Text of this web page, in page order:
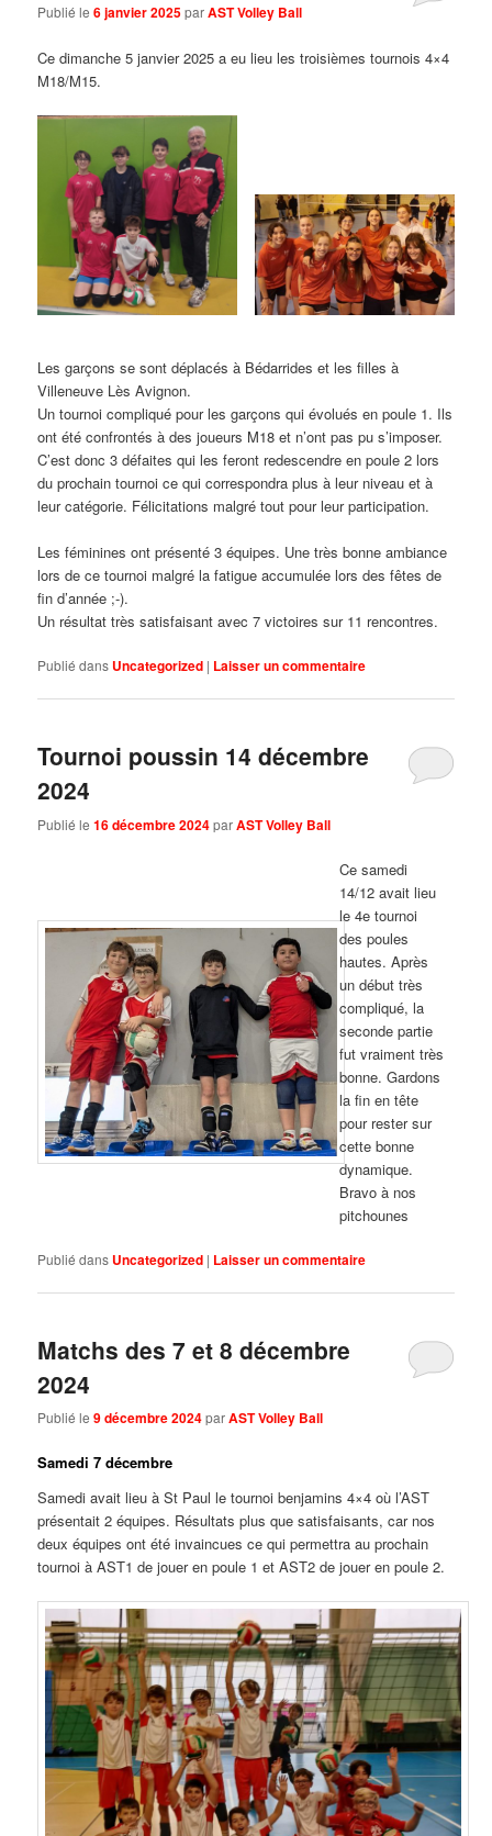
Publié le6 janvier 2025parAST Volley Ball
Ce dimanche 5 janvier 2025 a eu lieu les troisièmes tournois 4×4
M18/M15.
Les garçons se sont déplacés à Bédarrides et les filles à
Villeneuve Lès Avignon.
Un tournoi compliqué pour les garçons qui évolués en poule 1. Ils
ont été confrontés à des joueurs M18 et n’ont pas pu s’imposer.
C’est donc 3 défaites qui les feront redescendre en poule 2 lors
du prochain tournoi ce qui correspondra plus à leur niveau et à
leur catégorie. Félicitations malgré tout pour leur participation.
Les féminines ont présenté 3 équipes. Une très bonne ambiance
lors de ce tournoi malgré la fatigue accumulée lors des fêtes de
fin d’année ;-).
Un résultat très satisfaisant avec 7 victoires sur 11 rencontres.
Publié dans Uncategorized | Laisser un commentaire
Tournoi poussin 14 décembre
2024
Publié le16 décembre 2024parAST Volley Ball
Ce samedi
14/12 avait lieu
le 4e tournoi
des poules
hautes. Après
un début très
compliqué, la
seconde partie
fut vraiment très
bonne. Gardons
la fin en tête
pour rester sur
cette bonne
dynamique.
Bravo à nos
pitchounes
Publié dans Uncategorized | Laisser un commentaire
Matchs des 7 et 8 décembre
2024
Publié le9 décembre 2024parAST Volley Ball
Samedi 7 décembre
Samedi avait lieu à St Paul le tournoi benjamins 4×4 où l’AST
présentait 2 équipes. Résultats plus que satisfaisants, car nos
deux équipes ont été invaincues ce qui permettra au prochain
tournoi à AST1 de jouer en poule 1 et AST2 de jouer en poule 2.